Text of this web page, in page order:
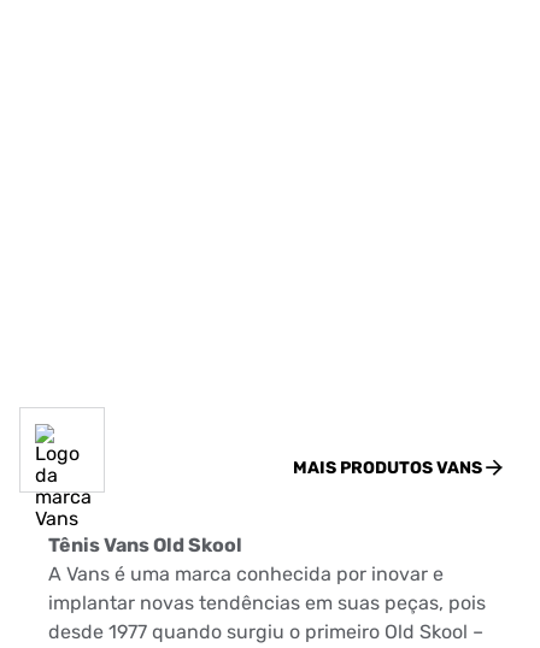
MAIS PRODUTOSVANS
Tênis Vans Old Skool
A Vans é uma marca conhecida por inovar e
implantar novas tendências em suas peças, pois
desde 1977 quando surgiu o primeiro Old Skool –